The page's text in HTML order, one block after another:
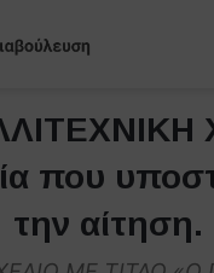
που
την αίτηση.